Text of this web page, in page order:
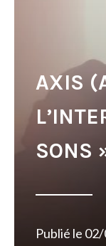
AXIS
SONS
Publié le